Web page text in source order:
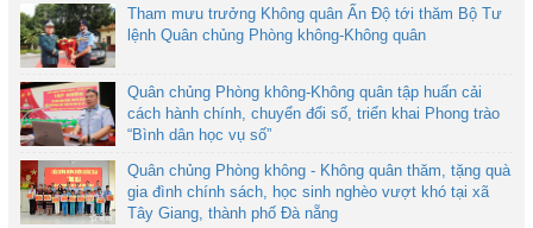
Tham mưu trưởng Không quân Ấn Độ tới thăm Bộ Tư
lệnh Quân chủng Phòng không-Không quân
Quân chủng Phòng không-Không quân tập huấn cải
cách hành chính, chuyển đổi số, triển khai Phong trào
“Bình dân học vụ số”
Quân chủng Phòng không - Không quân thăm, tặng quà
gia đình chính sách, học sinh nghèo vượt khó tại xã
Tây Giang, thành phố Đà nẵng